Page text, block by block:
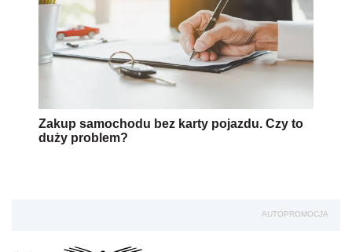
Zakup samochodu bez karty pojazdu. Czy to
duży problem?
AUTOPROMOCJA